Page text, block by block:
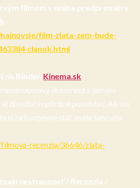
filmom v online predpremiére
film-zlata-zem-bude-
clanok.html
Binder, Kinema.sk
napínavý dokument s jasným
aj dôležité implicitné posolstvo. Ak ste
si za ňou pevne stáť, máte šancu na
recenzia/36646/zlata-
nestrannosť / Recenzia /